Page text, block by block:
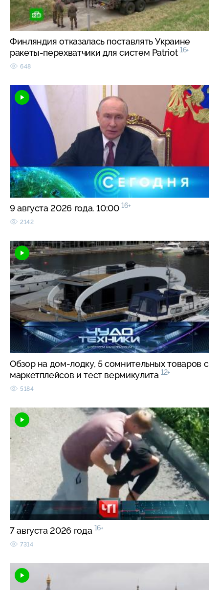
Финляндия отказалась поставлять Украине
ракеты-перехватчики для систем Patriot 16+
648
9 августа 2026 года. 10:00 16+
2142
Обзор на дом-лодку, 5 сомнительных товаров с
маркетплейсов и тест вермикулита 12+
5184
7 августа 2026 года 16+
7314